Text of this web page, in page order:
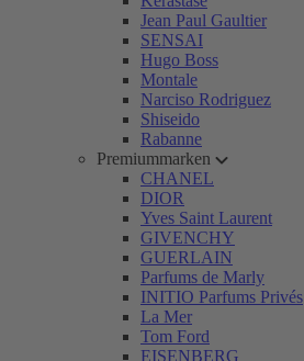
Jean Paul Gaultier
SENSAI
Hugo Boss
Montale
Narciso Rodriguez
Shiseido
Rabanne
Premiummarken
CHANEL
DIOR
Yves Saint Laurent
GIVENCHY
GUERLAIN
Parfums de Marly
INITIO Parfums Privés
La Mer
Tom Ford
EISENBERG